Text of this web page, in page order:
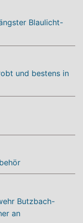
Blaulicht-
und bestens in
Butzbach-
an